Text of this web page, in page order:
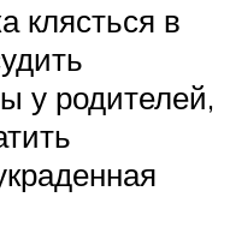
клясться в
у родителей,